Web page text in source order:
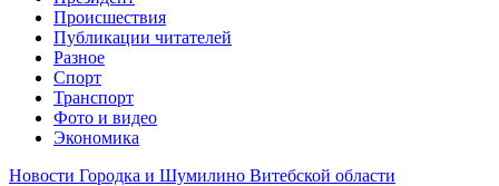
Происшествия
Публикации читателей
Разное
Спорт
Транспорт
Фото и видео
Экономика
Новости Городка и Шумилино Витебской области